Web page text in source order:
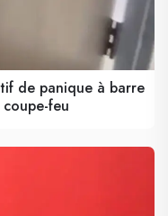
de panique à barre
feu